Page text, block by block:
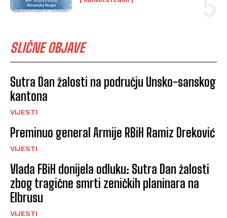
SLIČNE OBJAVE
Sutra Dan žalosti na području Unsko-sanskog
kantona
VIJESTI
Preminuo general Armije RBiH Ramiz Dreković
VIJESTI
Vlada FBiH donijela odluku: Sutra Dan žalosti
zbog tragične smrti zeničkih planinara na
Elbrusu
VIJESTI